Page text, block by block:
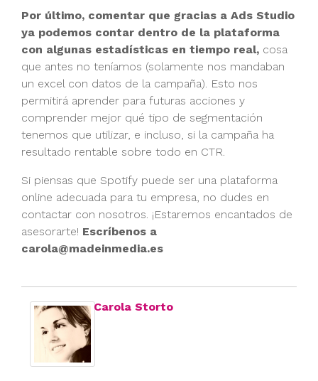
Por último, comentar que gracias a Ads Studio
ya podemos contar dentro de la plataforma
con algunas estadísticas en tiempo real, cosa
que antes no teníamos (solamente nos mandaban
un excel con datos de la campaña). Esto nos
permitirá aprender para futuras acciones y
comprender mejor qué tipo de segmentación
tenemos que utilizar, e incluso, si la campaña ha
resultado rentable sobre todo en CTR.
Si piensas que Spotify puede ser una plataforma
online adecuada para tu empresa, no dudes en
contactar con nosotros. ¡Estaremos encantados de
asesorarte! Escríbenos a
carola@madeinmedia.es
Carola Storto